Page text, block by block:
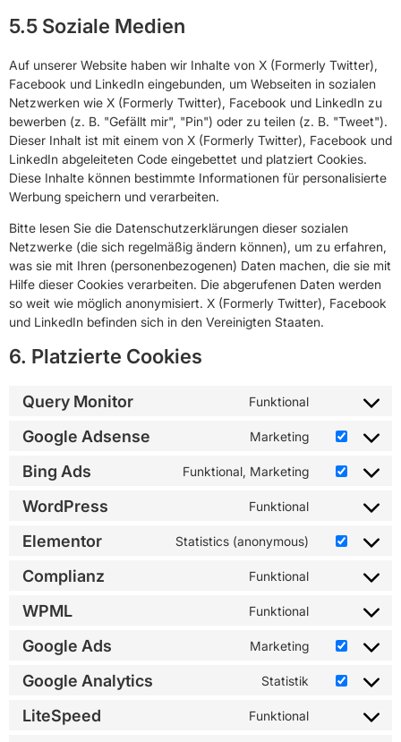
5.5 Soziale Medien
Auf unserer Website haben wir Inhalte von X (Formerly Twitter),
Facebook und LinkedIn eingebunden, um Webseiten in sozialen
Netzwerken wie X (Formerly Twitter), Facebook und LinkedIn zu
bewerben (z. B. "Gefällt mir", "Pin") oder zu teilen (z. B. "Tweet").
Dieser Inhalt ist mit einem von X (Formerly Twitter), Facebook und
LinkedIn abgeleiteten Code eingebettet und platziert Cookies.
Diese Inhalte können bestimmte Informationen für personalisierte
Werbung speichern und verarbeiten.
Bitte lesen Sie die Datenschutzerklärungen dieser sozialen
Netzwerke (die sich regelmäßig ändern können), um zu erfahren,
was sie mit Ihren (personenbezogenen) Daten machen, die sie mit
Hilfe dieser Cookies verarbeiten. Die abgerufenen Daten werden
so weit wie möglich anonymisiert. X (Formerly Twitter), Facebook
und LinkedIn befinden sich in den Vereinigten Staaten.
6. Platzierte Cookies
Query Monitor Funktional
Google Adsense Marketing
Bing Ads Funktional, Marketing
WordPress Funktional
Elementor Statistics (anonymous)
Complianz Funktional
WPML Funktional
Google Ads Marketing
Google Analytics Statistik
LiteSpeed Funktional